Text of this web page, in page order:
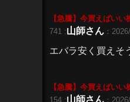
【急騰】今買えばいい
741 :山師さん ：
エバラ安く買えそ
【急騰】今買えばいい
154 :山師さん ：